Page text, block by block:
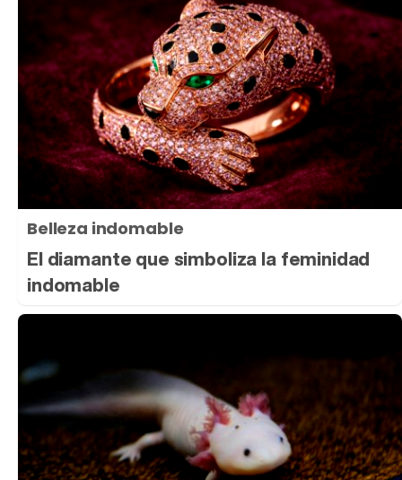
Belleza indomable
El diamante que simboliza la feminidad
indomable